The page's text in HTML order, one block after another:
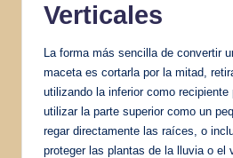
Verticales
La forma más sencilla de convertir
maceta es cortarla por la mitad,
utilizando la inferior como recipiente
utilizar la parte superior como un
regar directamente las raíces, o
proteger las plantas de la lluvia o el